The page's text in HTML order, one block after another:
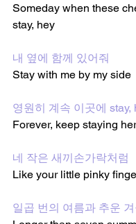
Someday when these
stay, hey
내 옆에 함께 있어줘
Stay with me by my side
영원히 계속 이곳에 stay,
Forever, keep staying
네 작은 새끼손가락처럼
Like your little pinky
일곱 번의 여름과 추운